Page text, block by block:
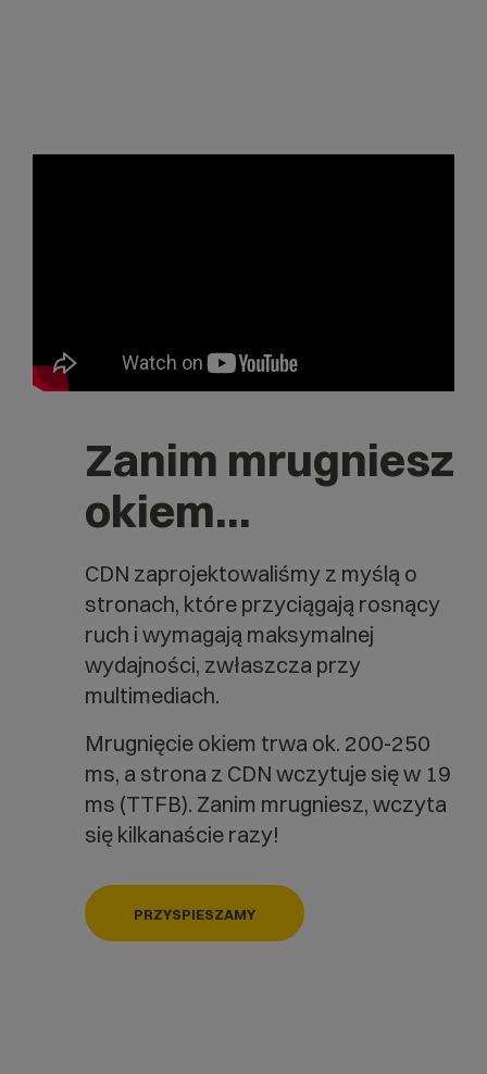
Zanim mrugniesz
okiem...
CDN zaprojektowaliśmy z myślą o
stronach, które przyciągają rosnący
ruch i wymagają maksymalnej
wydajności, zwłaszcza przy
multimediach.
Mrugnięcie okiem trwa ok. 200-250
ms, a strona z CDN wczytuje się w 19
ms (TTFB). Zanim mrugniesz, wczyta
się kilkanaście razy!
PRZYSPIESZAMY